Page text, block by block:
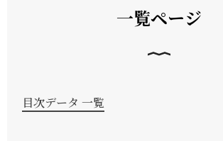
一覧ページ
目次データ 一覧